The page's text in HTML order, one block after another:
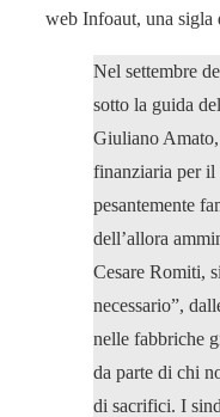
web Infoaut, una sigla
Nel settembre
sotto la guida
Giuliano
finanziaria per il
pesantemente
dell’allora
Cesare Romiti,
necessario”,
nelle fabbriche
da parte di chi
di sacrifici. I